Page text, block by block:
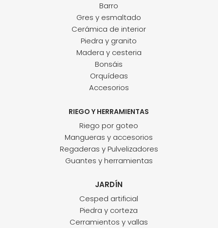
Barro
Gres y esmaltado
Cerámica de interior
Piedra y granito
Madera y cesteria
Bonsáis
Orquídeas
Accesorios
RIEGO Y HERRAMIENTAS
Riego por goteo
Mangueras y accesorios
Regaderas y Pulvelizadores
Guantes y herramientas
JARDÍN
Cesped artificial
Piedra y corteza
Cerramientos y vallas